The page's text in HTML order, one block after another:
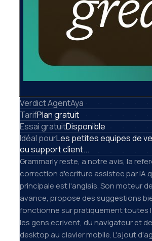
Verdict AgentAya
TarifPlan gratuit
Essai gratuitDisponible
Idéal pourLes petites equipes de
ou support client...
Grammarly reste, a notre avis, la
correction d'ecriture assistee par IA
principale est l'anglais. Son moteur
avance, propose des suggestions
fonctionne sur pratiquement toutes
les gens ecrivent, du navigateur et
desktop au clavier mobile. L'ajout